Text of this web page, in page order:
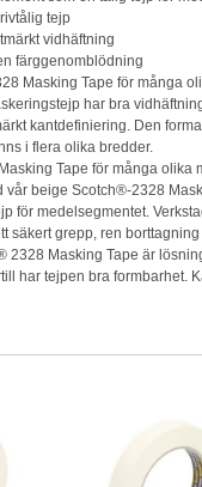
tejp
vidhäftning
färggenomblödning
Masking Tape för många
har bra
kantdefiniering. Den
i flera olika bredder.
Tape för många olika
vår beige Scotch®-2328
för medelsegmentet.
säkert grepp, ren
2328 Masking Tape är
har tejpen bra formbarhet.